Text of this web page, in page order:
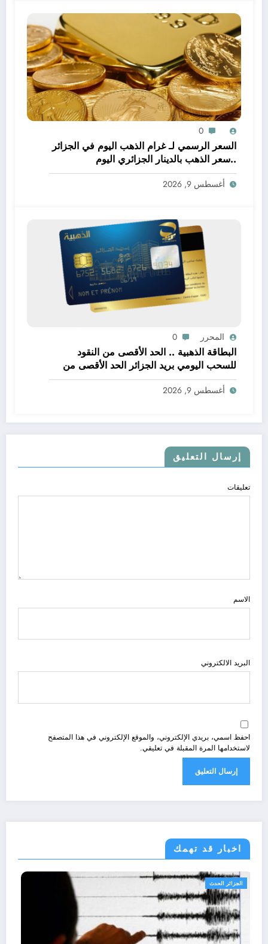
0
السعر الرسمي لـ غرام الذهب اليوم في الجزائر
..سعر الذهب بالدينار الجزائري اليوم
أغسطس 9, 2026
المحرر 0
البطاقة الذهبية .. الحد الأقصى من النقود
للسحب اليومي بريد الجزائر الحد الأقصى من
النقود المسموح بسحبه من الموزع الآلي بريد
الجزائر قاب
أغسطس 9, 2026
إرسال التعليق
تعليقات
الاسم
البريد الالكتروني
احفظ اسمي، بريدي الإلكتروني، والموقع الإلكتروني في هذا المتصفح
لاستخدامها المرة المقبلة في تعليقي.
اخبار قد تهمك